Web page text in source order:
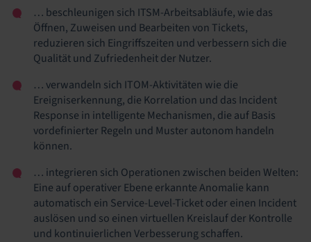
… beschleunigen sich ITSM-Arbeitsabläufe, wie das
Öffnen, Zuweisen und Bearbeiten von Tickets,
reduzieren sich Eingriffszeiten und verbessern sich die
Qualität und Zufriedenheit der Nutzer.
… verwandeln sich ITOM-Aktivitäten wie die
Ereigniserkennung, die Korrelation und das Incident
Response in intelligente Mechanismen, die auf Basis
vordefinierter Regeln und Muster autonom handeln
können.
… integrieren sich Operationen zwischen beiden Welten:
Eine auf operativer Ebene erkannte Anomalie kann
automatisch ein Service-Level-Ticket oder einen Incident
auslösen und so einen virtuellen Kreislauf der Kontrolle
und kontinuierlichen Verbesserung schaffen.